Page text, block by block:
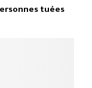
tuées